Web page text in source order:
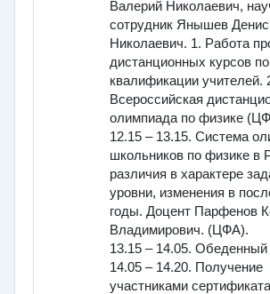
Валерий Николаевич,
сотрудник Янышев Денис
Николаевич. 1. Работа
дистанционных курсов
квалификации учителей.
Всероссийская
олимпиада по физике
12.15 – 13.15. Система
школьников по физике в
различия в характере
уровни, изменения в
годы. Доцент Парфенов
Владимирович. (ЦФА).
13.15 – 14.05.
14.05 – 14.20. Получение
участниками